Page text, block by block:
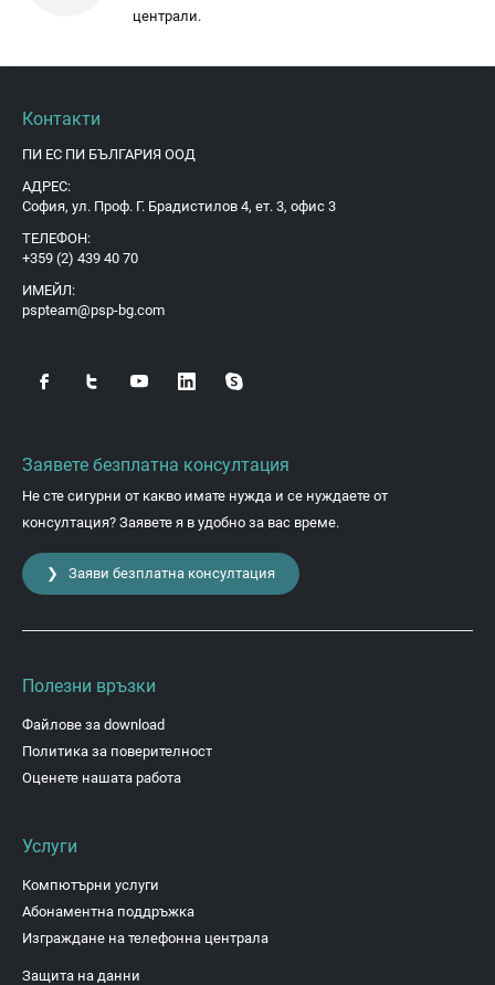
централи.
Контакти
ПИ ЕС ПИ БЪЛГАРИЯ ООД
АДРЕС:
София, ул. Проф. Г. Брадистилов 4, ет. 3, офис 3
ТЕЛЕФОН:
+359 (2) 439 40 70
ИМЕЙЛ:
pspteam@psp-bg.com
Заявете безплатна консултация
Не сте сигурни от какво имате нужда и се нуждаете от
консултация? Заявете я в удобно за вас време.
❯ Заяви безплатна консултация
Полезни връзки
Файлове за download
Политика за поверителност
Оценете нашата работа
Услуги
Компютърни услуги
Абонаментна поддръжка
Изграждане на телефонна централа
Защита на данни